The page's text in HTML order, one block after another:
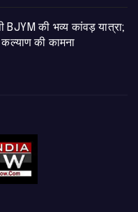
BJYM की भव्य कांवड़ यात्रा;
की कामना